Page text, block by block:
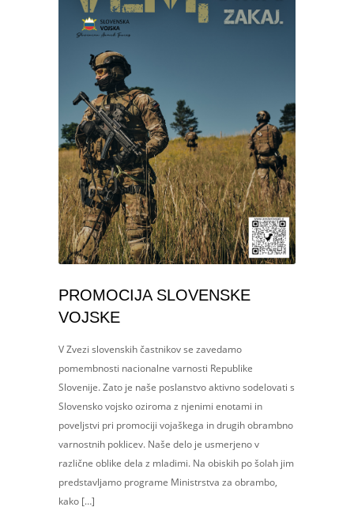
PROMOCIJA SLOVENSKE
VOJSKE
V Zvezi slovenskih častnikov se zavedamo
pomembnosti nacionalne varnosti Republike
Slovenije. Zato je naše poslanstvo aktivno sodelovati s
Slovensko vojsko oziroma z njenimi enotami in
poveljstvi pri promociji vojaškega in drugih obrambno
varnostnih poklicev. Naše delo je usmerjeno v
različne oblike dela z mladimi. Na obiskih po šolah jim
predstavljamo programe Ministrstva za obrambo,
kako […]